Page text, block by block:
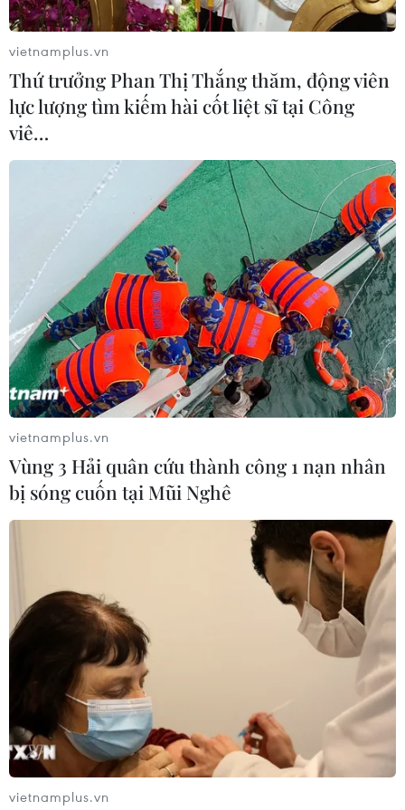
#Quảng Ninh #COVID-19
#Virus SARS-CoV-2
#Kinh doanh vận tải khách
#Xét nghiệm
Quảng Ninh
Theo dõi VietnamPlus
TIN LIÊN QUAN
vietnamplus.vn
Thứ trưởng Phan Thị Thắng thăm, động viên
lực lượng tìm kiếm hài cốt liệt sĩ tại Công
viê…
vietnamplus.vn
Vùng 3 Hải quân cứu thành công 1 nạn nhân
bị sóng cuốn tại Mũi Nghê
vietnamplus.vn